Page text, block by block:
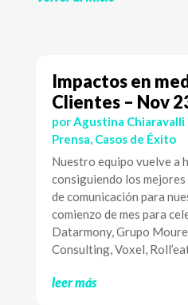
Impactos en
Clientes – Nov
porAgustina Chiaravalli
Prensa, Casos de Éxito
Nuestro equipo vuelve a
consiguiendo los mejores
de comunicación para
comienzo de mes para
Datarmony, Grupo
Consulting, Voxel,
leer más